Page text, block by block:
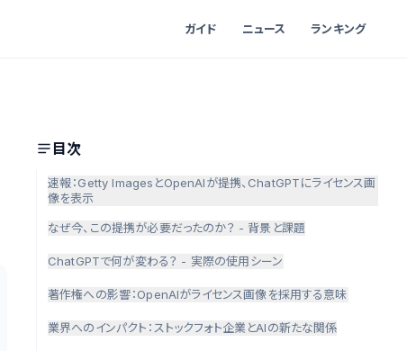
ガイド ニュース ランキング
目次
速報：Getty ImagesとOpenAIが提携、ChatGPTにライセンス画
像を表示
なぜ今、この提携が必要だったのか？ - 背景と課題
ChatGPTで何が変わる？ - 実際の使用シーン
著作権への影響：OpenAIがライセンス画像を採用する意味
業界へのインパクト：ストックフォト企業とAIの新たな関係